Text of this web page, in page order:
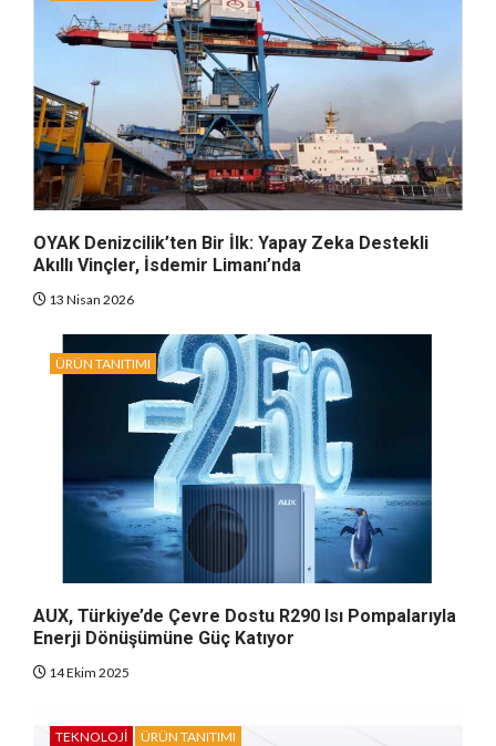
OYAK Denizcilik’ten Bir İlk: Yapay Zeka Destekli
Akıllı Vinçler, İsdemir Limanı’nda
13 Nisan 2026
ÜRÜN TANITIMI
AUX, Türkiye’de Çevre Dostu R290 Isı Pompalarıyla
Enerji Dönüşümüne Güç Katıyor
14 Ekim 2025
TEKNOLOJI ÜRÜN TANITIMI